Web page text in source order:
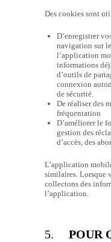
Des cookies sont
D’enregistrer
navigation sur
l’application
informations
d’outils de
connexion
de sécurité.
De réaliser des
fréquentation
D’améliorer le
gestion des
d’accès, des
L’application
similaires. Lorsque
collectons des
l’application.
5. POUR